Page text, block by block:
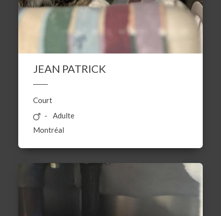
JEAN PATRICK
Court
Adulte
Montréal